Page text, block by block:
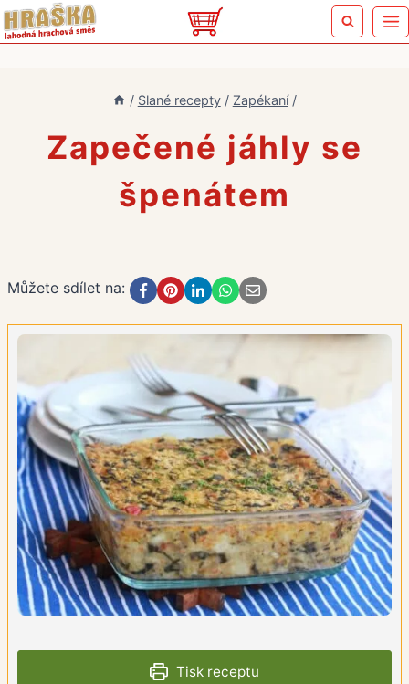
Přeskočit
na
/ Slané recepty / Zapékaní /
Zapečené jáhly se
špenátem
Můžete sdílet na:
Tisk receptu